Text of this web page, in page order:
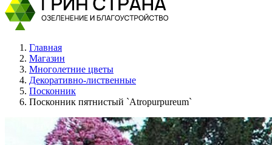
Главная
Магазин
Многолетние цветы
Декоративно-лиственные
Посконник
Посконник пятнистый `Atropurpureum`